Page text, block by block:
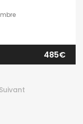
485€
Suivant